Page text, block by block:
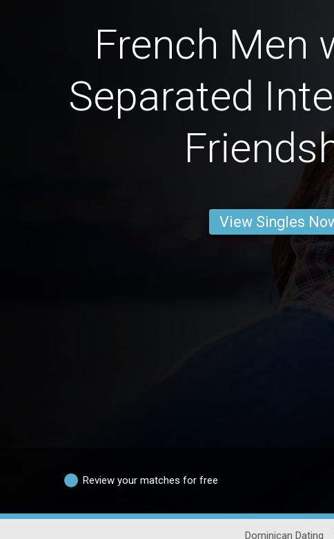
French Men
Separated
View Singles
Review your matches for free
Dominican Dating